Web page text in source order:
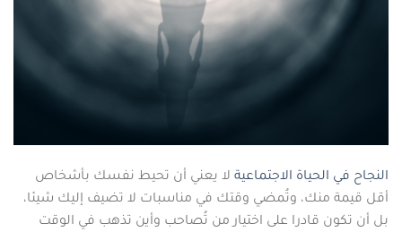
النجاح في الحياة الاجتماعية لا يعني أن تحيط نفسك بأشخاص
أقل قيمة منك، وتُمضي وقتك في مناسبات لا تضيف إليك شيئا،
بل أن تكون قادرا على اختيار من تُصاحب وأين تذهب في الوقت